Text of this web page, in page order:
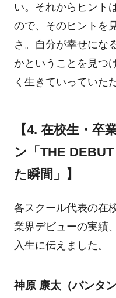
い。それからヒント
ので、そのヒントを
さ。自分が幸せにな
かということを見つ
く生きていっていた
【4. 在校生・卒
ン「THE
た瞬間」】
各スクール代表の在
業界デビューの実績
入生に伝えました。
神原 康太（バンタ